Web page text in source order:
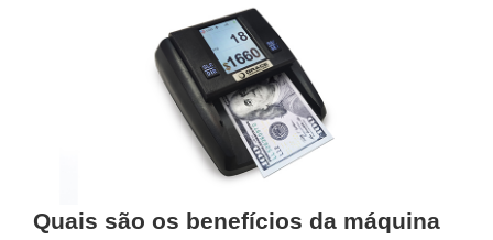
Quais são os benefícios da máquina